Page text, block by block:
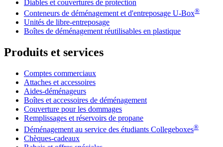
Diables et couvertures de protection
Conteneurs de déménagement et d'entreposage U-Box®
Unités de libre-entreposage
Boîtes de déménagement réutilisables en plastique
Produits et services
Comptes commerciaux
Attaches et accessoires
Aides-déménageurs
Boîtes et accessoires de déménagement
Couverture pour les dommages
Remplissages et réservoirs de propane
Déménagement au service des étudiants Collegeboxes®
Chèques-cadeaux